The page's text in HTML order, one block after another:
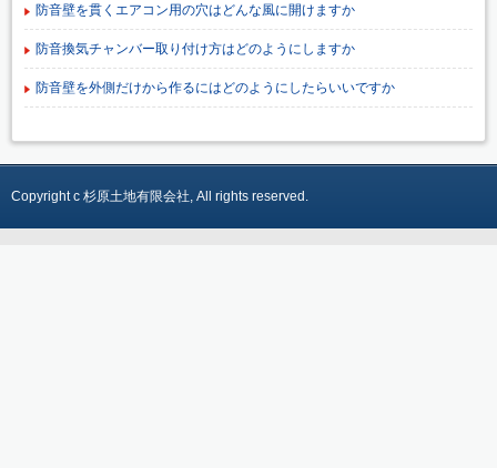
防音壁を貫くエアコン用の穴はどんな風に開けますか
防音換気チャンバー取り付け方はどのようにしますか
防音壁を外側だけから作るにはどのようにしたらいいですか
Copyright c 杉原土地有限会社, All rights reserved.